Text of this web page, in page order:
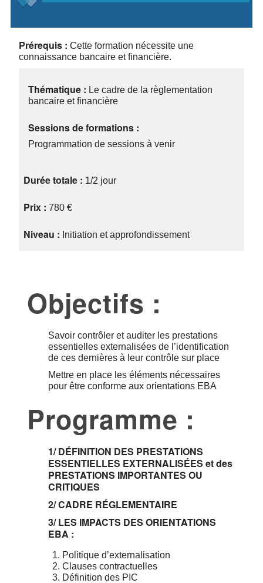
Prérequis : Cette formation nécessite une
connaissance bancaire et financière.
Thématique : Le cadre de la règlementation
bancaire et financière
Sessions de formations :
Programmation de sessions à venir
Durée totale : 1/2 jour
Prix : 780 €
Niveau : Initiation et approfondissement
Objectifs :
Savoir contrôler et auditer les prestations
essentielles externalisées de l’identification
de ces dernières à leur contrôle sur place
Mettre en place les éléments nécessaires
pour être conforme aux orientations EBA
Programme :
1/ DÉFINITION DES PRESTATIONS
ESSENTIELLES EXTERNALISÉES et des
PRESTATIONS IMPORTANTES OU
CRITIQUES
2/CADRE RÉGLEMENTAIRE
3/ LES IMPACTS DES ORIENTATIONS
EBA :
Politique d’externalisation
Clauses contractuelles
Définition des PIC